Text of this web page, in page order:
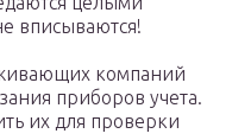
вписываются!
компаний
приборов учета.
их для проверки